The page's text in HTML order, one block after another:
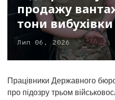
продажу
тони
Лип 06, 2026
Працівники Державного
про підозру трьом